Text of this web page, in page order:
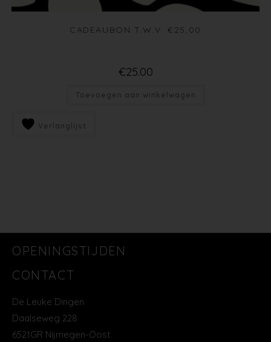
CADEAUBON T.W.V. €25,00
€25.00
Toevoegen aan winkelwagen
Verlanglijst
OPENINGSTIJDEN
CONTACT
De Leuke Dingen
Daalseweg 228
6521GR Nijmegen-Oost